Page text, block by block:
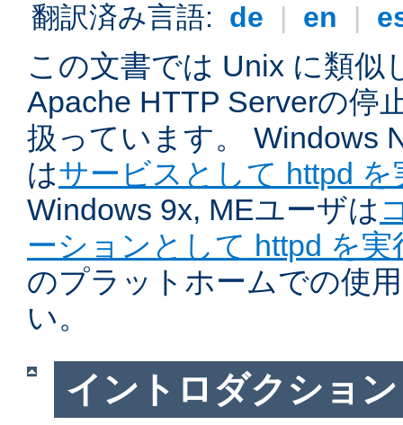
翻訳済み言語: de | en |
この文書では Unix に類似
Apache HTTP Serverの停
扱っています。 Windows
はサービスとして httpd を
Windows 9x, MEユーザは
ーションとして httpd を実
のプラットホームでの使
い。
イントロダクション